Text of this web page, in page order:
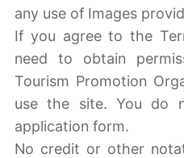
any use of Images
If you agree to the
need to obtain
Tourism Promotion
use the site. You do
application form.
No credit or other